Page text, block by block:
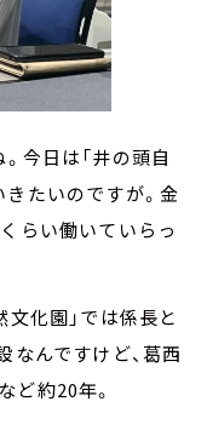
今日は「井の頭自
たいのですが。金
らい働いていらっ
文化園」では係長と
なんですけど、葛西
ど約20年。